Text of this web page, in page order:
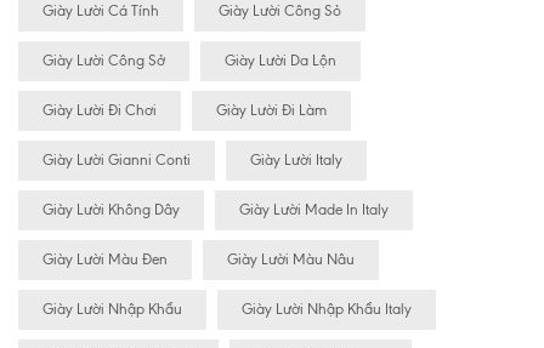
Giày Lười Cá Tính Giày Lười Công Sỏ
Giày Lười Công Sở Giày Lười Da Lộn
Giày Lười Đi Chơi Giày Lười Đi Làm
Giày Lười Gianni Conti Giày Lười Italy
Giày Lười Không Dây Giày Lười Made In Italy
Giày Lười Màu Đen Giày Lười Màu Nâu
Giày Lười Nhập Khẩu Giày Lười Nhập Khẩu Italy